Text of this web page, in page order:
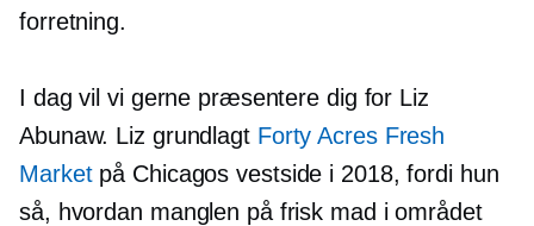
forretning.
I dag vil vi gerne præsentere dig for Liz
Abunaw. Liz grundlagt Forty Acres Fresh
Marketpå Chicagos vestside i 2018, fordi hun
så, hvordan manglen på frisk mad i området